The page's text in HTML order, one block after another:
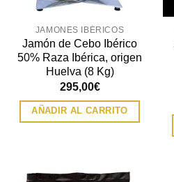
JAMONES IBÉRICOS
Jamón de Cebo Ibérico
50% Raza Ibérica, origen
Huelva (8 Kg)
295,00€
AÑADIR AL CARRITO